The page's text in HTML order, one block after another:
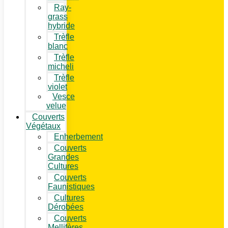
Ray-
grass
hybride
Trèfle
blanc
Trèfle
micheli
Trèfle
violet
Vesce
velue
Couverts
Végétaux
Enherbement
Couverts
Grandes
Cultures
Couverts
Faunistiques
Cultures
Dérobées
Couverts